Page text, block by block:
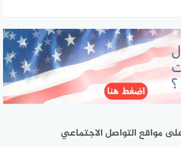
مواقع التواصل الاجتماعي